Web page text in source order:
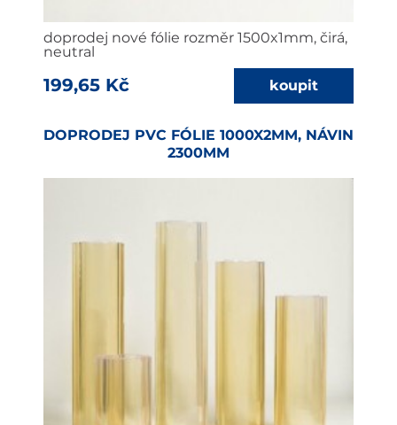
doprodej nové fólie rozměr 1500x1mm, čirá,
neutral
199,65 Kč
DOPRODEJ PVC FÓLIE 1000X2MM, NÁVIN
2300MM